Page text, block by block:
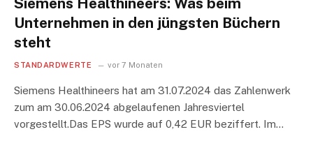
Unternehmen in den jüngsten Büchern
steht
STANDARDWERTE vor 7 Monaten
Siemens Healthineers hat am 31.07.2024 das Zahlenwerk
zum am 30.06.2024 abgelaufenen Jahresviertel
vorgestellt.Das EPS wurde auf 0,42 EUR beziffert. Im…